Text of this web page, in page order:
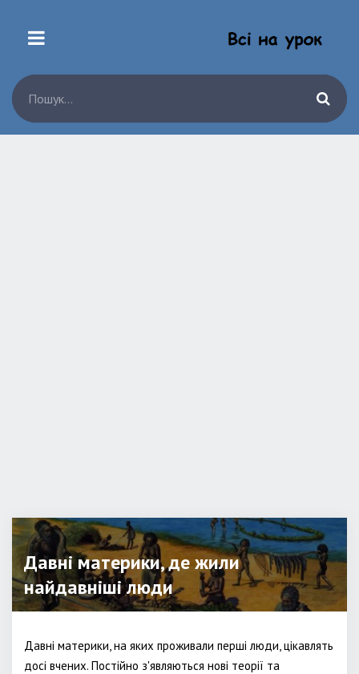
Давні материки, де жили
найдавніші люди
Давні материки, на яких проживали перші люди, цікавлять
досі вчених. Постійно з'являються нові теорії та